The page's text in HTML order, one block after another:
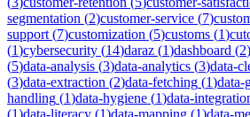
segmentation (2)customer-service (7)
support (7)customization (5)customs (1)
(1)cybersecurity (14)daraz (1)dashboard (2)
(5)data-analysis (3)data-analytics (3)data-
(3)data-extraction (2)data-fetching (1)data-
handling (1)data-hygiene (1)data-
(1)data-literacy (1)data-mapping (1)data-